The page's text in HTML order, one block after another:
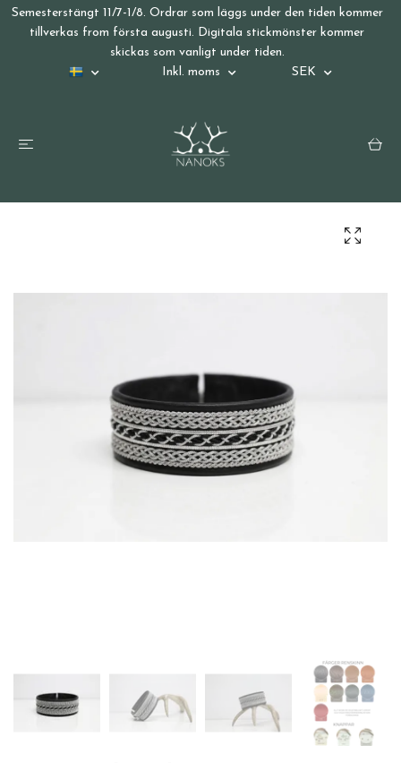
Semesterstängt 11/7-1/8. Ordrar som läggs under den tiden kommer
tillverkas from första augusti. Digitala stickmönster kommer
skickas som vanligt under tiden.
Inkl. moms
SEK